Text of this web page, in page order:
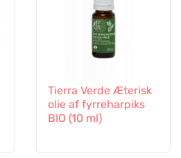
Tierra Verde Æterisk
olie af fyrreharpiks
BIO (10 ml)